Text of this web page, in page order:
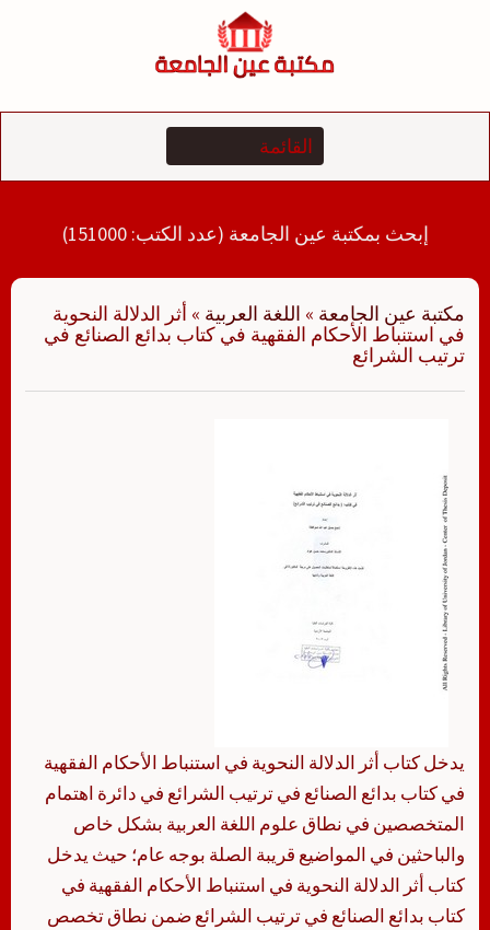
إبحث بمكتبة عين الجامعة (عدد الكتب: 151000)
مكتبة عين الجامعة » اللغة العربية » أثر الدلالة النحوية
في استنباط الأحكام الفقهية في كتاب بدائع الصنائع في
ترتيب الشرائع
يدخل كتاب أثر الدلالة النحوية في استنباط الأحكام الفقهية
في كتاب بدائع الصنائع في ترتيب الشرائع في دائرة اهتمام
المتخصصين في نطاق علوم اللغة العربية بشكل خاص
والباحثين في المواضيع قريبة الصلة بوجه عام؛ حيث يدخل
كتاب أثر الدلالة النحوية في استنباط الأحكام الفقهية في
كتاب بدائع الصنائع في ترتيب الشرائع ضمن نطاق تخصص